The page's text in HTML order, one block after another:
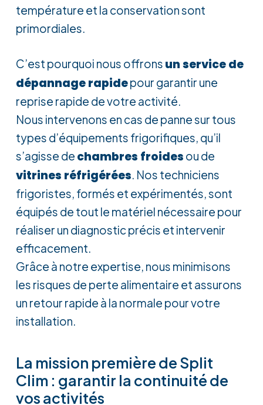
température et la conservation sont
primordiales.
C’est pourquoi nous offrons un service de
dépannage rapidepour garantir une
reprise rapide de votre activité.
Nous intervenons en cas de panne sur tous
types d’équipements frigorifiques, qu’il
s’agisse de chambres froides ou de
vitrines réfrigérées. Nos techniciens
frigoristes, formés et expérimentés, sont
équipés de tout le matériel nécessaire pour
réaliser un diagnostic précis et intervenir
efficacement.
Grâce à notre expertise, nous minimisons
les risques de perte alimentaire et assurons
un retour rapide à la normale pour votre
installation.
La mission première de Split
Clim : garantir la continuité de
vos activités